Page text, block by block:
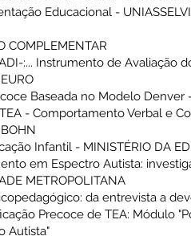
Educacional - UNIASSELVI
COMPLEMENTAR
:... Instrumento de Avaliação
Baseada no Modelo Denver
- Comportamento Verbal e
Infantil - MINISTÉRIO DA
em Espectro Autista:
METROPOLITANA
da entrevista a
Precoce de TEA: Módulo
Autista"